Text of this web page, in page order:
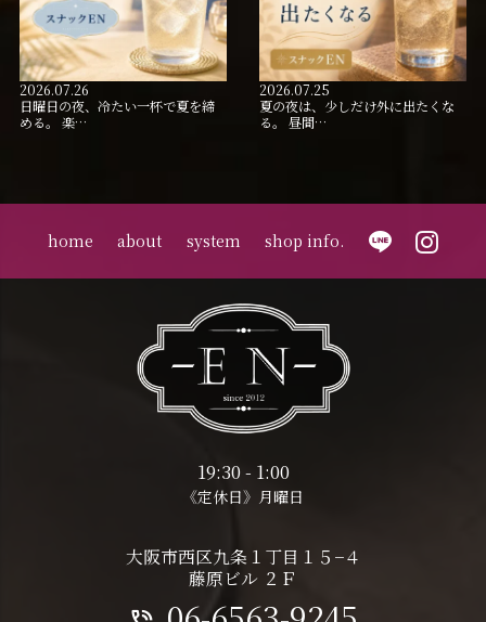
2026.07.26
日曜日の夜、冷たい一杯で夏を締
める。 楽…
2026.07.25
夏の夜は、少しだけ外に出たくな
る。 昼間…
home about system shop info.
19:30 - 1:00
《定休日》月曜日
大阪市西区九条１丁目１５−４
藤原ビル ２Ｆ